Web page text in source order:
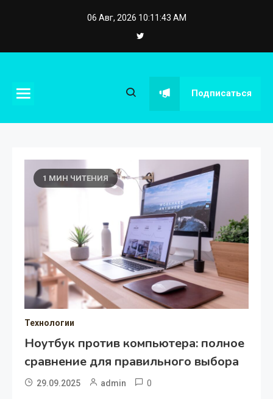
06 Авг, 2026 10:11:44 AM
eposstroy.com.ua Подписаться
1 МИН ЧИТЕНИЯ
Технологии
Ноутбук против компьютера: полное
сравнение для правильного выбора
29.09.2025 admin 0